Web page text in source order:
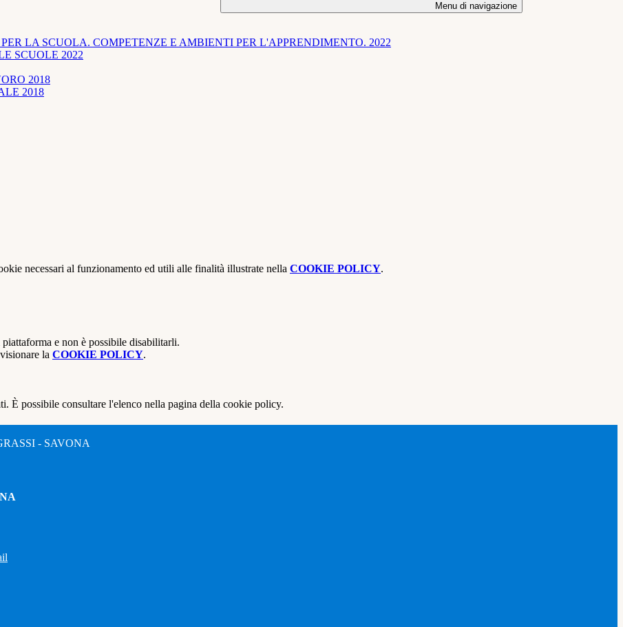
Menu di navigazione
LA SCUOLA. COMPETENZE E AMBIENTI PER L'APPRENDIMENTO. 2022
SCUOLE 2022
2018
2018
necessari al funzionamento ed utili alle finalità illustrate nella COOKIE POLICY.
e non è possibile disabilitarli.
la COOKIE POLICY.
È possibile consultare l'elenco nella pagina della cookie policy.
- SAVONA